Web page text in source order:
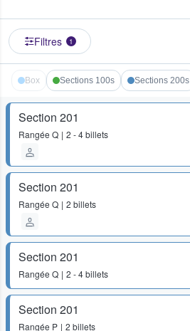
Filtres 1
Box Sections 100s Sections 200s
Section 201
Rangée Q 2 - 4 billets
Section 201
Rangée Q 2 billets
Section 201
Rangée Q 2 - 4 billets
Section 201
Rangée P 2 billets